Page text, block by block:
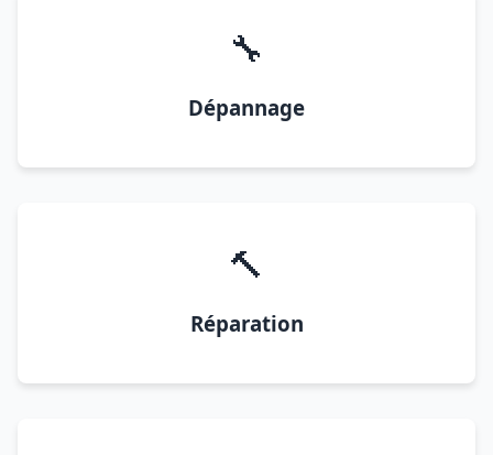
🔧
Dépannage
🔨
Réparation